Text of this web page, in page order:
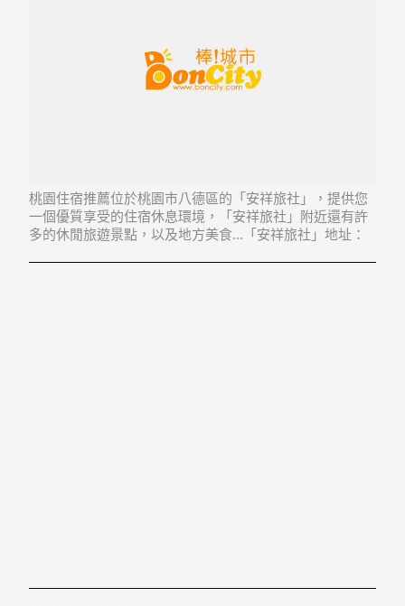
桃園住宿推薦位於桃園市八德區的「安祥旅社」，提供您
一個優質享受的住宿休息環境，「安祥旅社」附近還有許
多的休閒旅遊景點，以及地方美食...「安祥旅社」地址：